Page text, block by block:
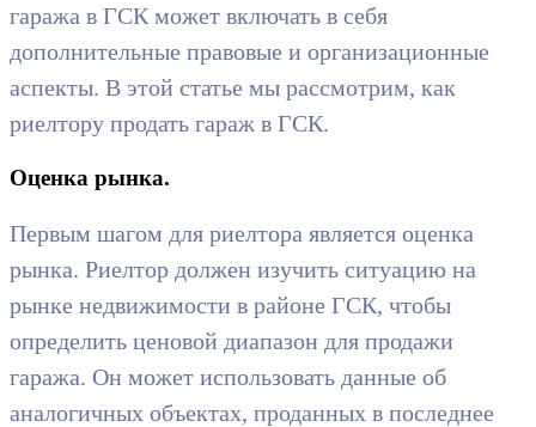
гаража в ГСК может включать в себя
дополнительные правовые и организационные
аспекты. В этой статье мы рассмотрим, как
риелтору продать гараж в ГСК.
Оценка рынка.
Первым шагом для риелтора является оценка
рынка. Риелтор должен изучить ситуацию на
рынке недвижимости в районе ГСК, чтобы
определить ценовой диапазон для продажи
гаража. Он может использовать данные об
аналогичных объектах, проданных в последнее